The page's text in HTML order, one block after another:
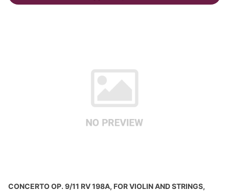
CONCERTO OP. 9/11 RV 198A, FOR VIOLIN AND STRINGS,